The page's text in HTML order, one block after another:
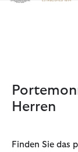
Klicken Sie hier,
Herren
Finden Sie das